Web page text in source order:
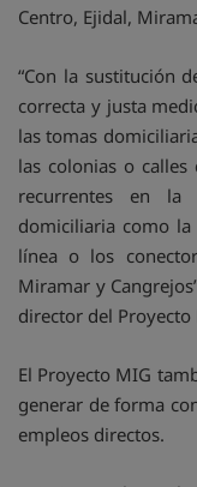
Centro, Ejidal,
“Con la sustitución
correcta y justa
las tomas
las colonias o
recurrentes en la
domiciliaria como la
línea o los
Miramar y
director del Proyecto
El Proyecto MIG
generar de forma
empleos directos.